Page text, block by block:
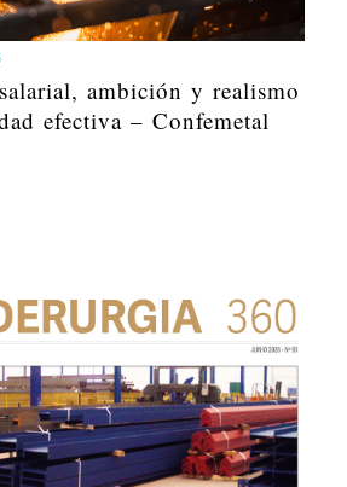
ambición y realismo
efectiva – Confemetal